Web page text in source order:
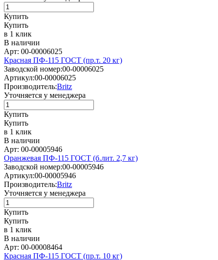
Купить
Купить
в 1 клик
В наличии
Арт: 00-00006025
Красная ПФ-115 ГОСТ (пр.т. 20 кг)
Заводской номер:00-00006025
Артикул:00-00006025
Производитель:Britz
Уточняется у менеджера
Купить
Купить
в 1 клик
В наличии
Арт: 00-00005946
Оранжевая ПФ-115 ГОСТ (б.лит. 2,7 кг)
Заводской номер:00-00005946
Артикул:00-00005946
Производитель:Britz
Уточняется у менеджера
Купить
Купить
в 1 клик
В наличии
Арт: 00-00008464
Красная ПФ-115 ГОСТ (пр.т. 10 кг)